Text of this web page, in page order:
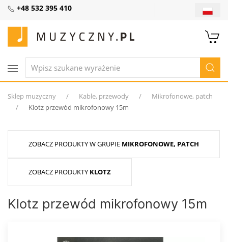
+48 532 395 410
Sklep muzyczny Kable, przewody
Mikrofonowe, patch
Klotz przewód mikrofonowy 15m
ZOBACZ PRODUKTY W GRUPIE MIKROFONOWE, PATCH
ZOBACZ PRODUKTY KLOTZ
Klotz przewód mikrofonowy 15m